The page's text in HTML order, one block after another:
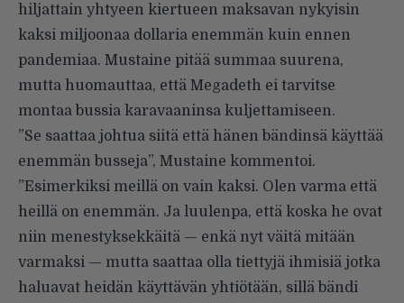
hiljattain yhtyeen kiertueen maksavan nykyisin
kaksi miljoonaa dollaria enemmän kuin ennen
pandemiaa. Mustaine pitää summaa suurena,
mutta huomauttaa, että Megadeth ei tarvitse
montaa bussia karavaaninsa kuljettamiseen.
”Se saattaa johtua siitä että hänen bändinsä käyttää
enemmän busseja”, Mustaine kommentoi.
”Esimerkiksi meillä on vain kaksi. Olen varma että
heillä on enemmän. Ja luulenpa, että koska he ovat
niin menestyksekkäitä — enkä nyt väitä mitään
varmaksi — mutta saattaa olla tiettyjä ihmisiä jotka
haluavat heidän käyttävän yhtiötään, sillä bändi